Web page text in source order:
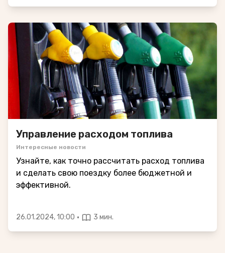
Управление расходом топлива
Интересные новости
Узнайте, как точно рассчитать расход топлива
и сделать свою поездку более бюджетной и
эффективной.
26.01.2024, 10:00 · 3 мин.